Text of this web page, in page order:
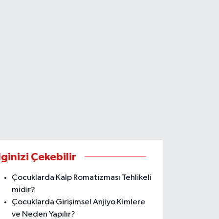
Çekebilir
Çocuklarda Kalp Romatizması Tehlikeli
midir?
Çocuklarda Girişimsel Anjiyo Kimlere
ve Neden Yapılır?